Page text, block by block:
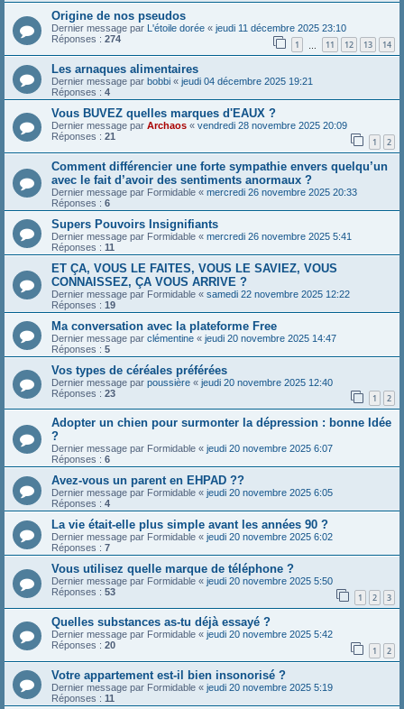
Origine de nos pseudos
Dernier message par L'étoile dorée « jeudi 11 décembre 2025 23:10
Réponses : 274 1 11 12 13 14
Les arnaques alimentaires
Dernier message par bobbi « jeudi 04 décembre 2025 19:21
Réponses : 4
Vous BUVEZ quelles marques d'EAUX ?
Dernier message par Archaos « vendredi 28 novembre 2025 20:09
Réponses : 21 1 2
Comment différencier une forte sympathie envers quelqu’un
avec le fait d’avoir des sentiments anormaux ?
Dernier message par Formidable « mercredi 26 novembre 2025 20:33
Réponses : 6
Supers Pouvoirs Insignifiants
Dernier message par Formidable « mercredi 26 novembre 2025 5:41
Réponses : 11
ET ÇA, VOUS LE FAITES, VOUS LE SAVIEZ, VOUS
CONNAISSEZ, ÇA VOUS ARRIVE ?
Dernier message par Formidable « samedi 22 novembre 2025 12:22
Réponses : 19
Ma conversation avec la plateforme Free
Dernier message par clémentine « jeudi 20 novembre 2025 14:47
Réponses : 5
Vos types de céréales préférées
Dernier message par poussière « jeudi 20 novembre 2025 12:40
Réponses : 23 1 2
Adopter un chien pour surmonter la dépression : bonne Idée
?
Dernier message par Formidable « jeudi 20 novembre 2025 6:07
Réponses : 6
Avez-vous un parent en EHPAD ??
Dernier message par Formidable « jeudi 20 novembre 2025 6:05
Réponses : 4
La vie était-elle plus simple avant les années 90 ?
Dernier message par Formidable « jeudi 20 novembre 2025 6:02
Réponses : 7
Vous utilisez quelle marque de téléphone ?
Dernier message par Formidable « jeudi 20 novembre 2025 5:50
Réponses : 53 1 2 3
Quelles substances as-tu déjà essayé ?
Dernier message par Formidable « jeudi 20 novembre 2025 5:42
Réponses : 20 1 2
Votre appartement est-il bien insonorisé ?
Dernier message par Formidable « jeudi 20 novembre 2025 5:19
Réponses : 11